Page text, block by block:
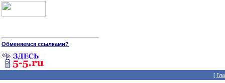
Обменяемся ссылками?
[